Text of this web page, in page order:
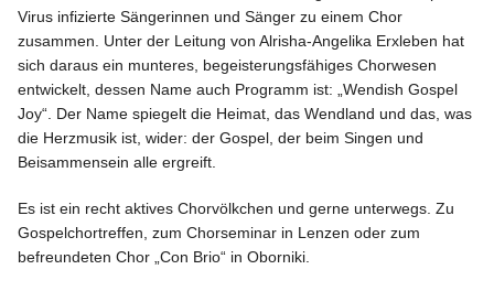
Info
Virus infizierte Sängerinnen und Sänger zu einem Chor
zusammen. Unter der Leitung von Alrisha-Angelika Erxleben hat
sich daraus ein munteres, begeisterungsfähiges Chorwesen
entwickelt, dessen Name auch Programm ist: „Wendish Gospel
Joy“. Der Name spiegelt die Heimat, das Wendland und das, was
die Herzmusik ist, wider: der Gospel, der beim Singen und
Beisammensein alle ergreift.
Es ist ein recht aktives Chorvölkchen und gerne unterwegs. Zu
Gospelchortreffen, zum Chorseminar in Lenzen oder zum
befreundeten Chor „Con Brio“ in Oborniki.